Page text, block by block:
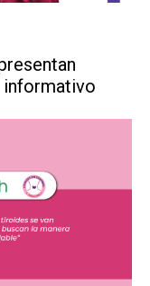
informativo